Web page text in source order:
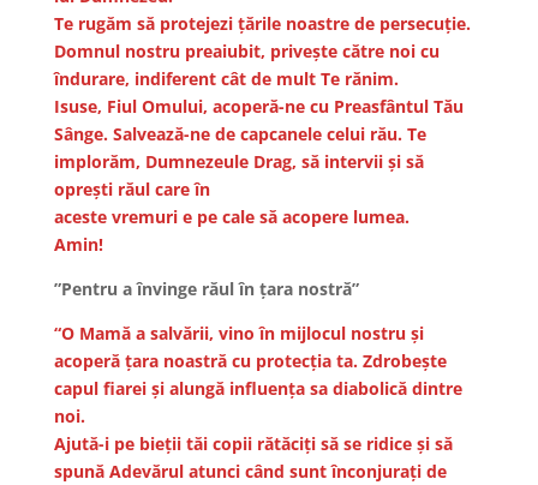
Te rugăm să protejezi țările noastre de persecuție.
Domnul nostru preaiubit, privește către noi cu
îndurare, indiferent cât de mult Te rănim.
Isuse, Fiul Omului, acoperă-ne cu Preasfântul Tău
Sânge. Salvează-ne de capcanele celui rău. Te
implorăm, Dumnezeule Drag, să intervii și să
oprești răul care în
aceste vremuri e pe cale să acopere lumea.
Amin!
”Pentru a învinge răul în ţara nostră”
“O Mamă a salvării, vino în mijlocul nostru şi
acoperă ţara noastră cu protecţia ta. Zdrobeşte
capul fiarei şi alungă influenţa sa diabolică dintre
noi.
Ajută-i pe bieţii tăi copii rătăciţi să se ridice şi să
spună Adevărul atunci când sunt înconjuraţi de